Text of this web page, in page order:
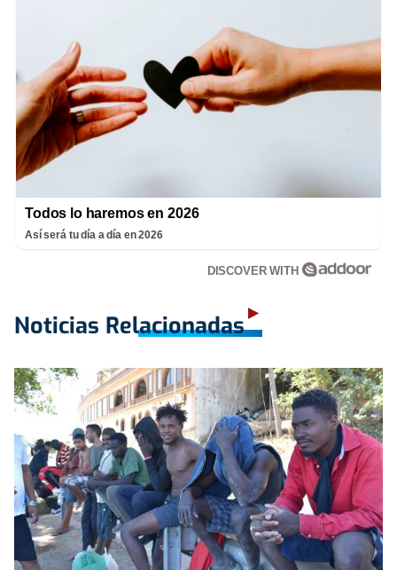
Todos lo haremos en 2026
Así será tu día a día en 2026
DISCOVER WITH
Noticias Relacionadas